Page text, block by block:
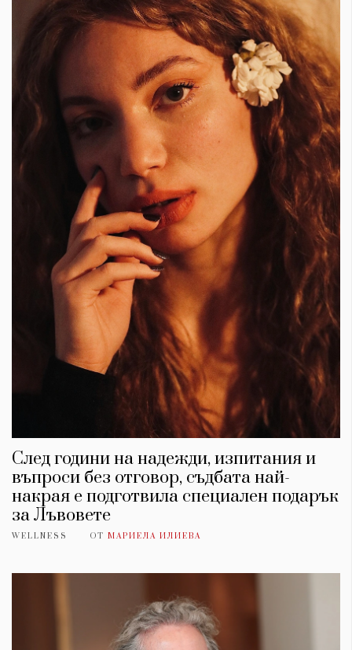
След години на надежди, изпитания и
въпроси без отговор, съдбата най-
накрая е подготвила специален подарък
за Лъвовете
WELLNESS ОТ МАРИЕЛА ИЛИЕВА